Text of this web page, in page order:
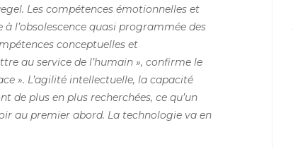
Les compétences émotionnelles et
l’obsolescence quasi programmée des
conceptuelles et
au service de l’humain », confirme le
». L’agilité intellectuelle, la capacité
de plus en plus recherchées, ce qu’un
au premier abord. La technologie va en